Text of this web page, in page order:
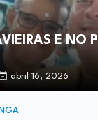
E NO
abril 16, 2026